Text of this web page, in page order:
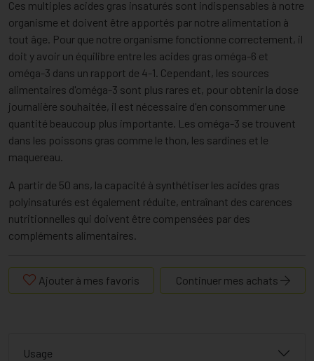
Ces multiples acides gras insaturés sont indispensables à notre
organisme et doivent être apportés par notre alimentation à
tout âge. Pour que notre organisme fonctionne correctement, il
doit y avoir un équilibre entre les acides gras oméga-6 et
oméga-3 dans un rapport de 4-1. Cependant, les sources
alimentaires d'oméga-3 sont plus rares et, pour obtenir la dose
journalière souhaitée, il est nécessaire d'en consommer une
quantité beaucoup plus importante. Les oméga-3 se trouvent
dans les poissons gras comme le thon, les sardines et le
maquereau.
A partir de 50 ans, la capacité à synthétiser les acides gras
polyinsaturés est également réduite, entraînant des carences
nutritionnelles qui doivent être compensées par des
compléments alimentaires.
Ajouter à mes favoris Continuer mes achats
Usage